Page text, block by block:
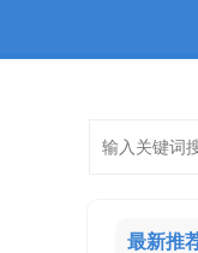
最新推